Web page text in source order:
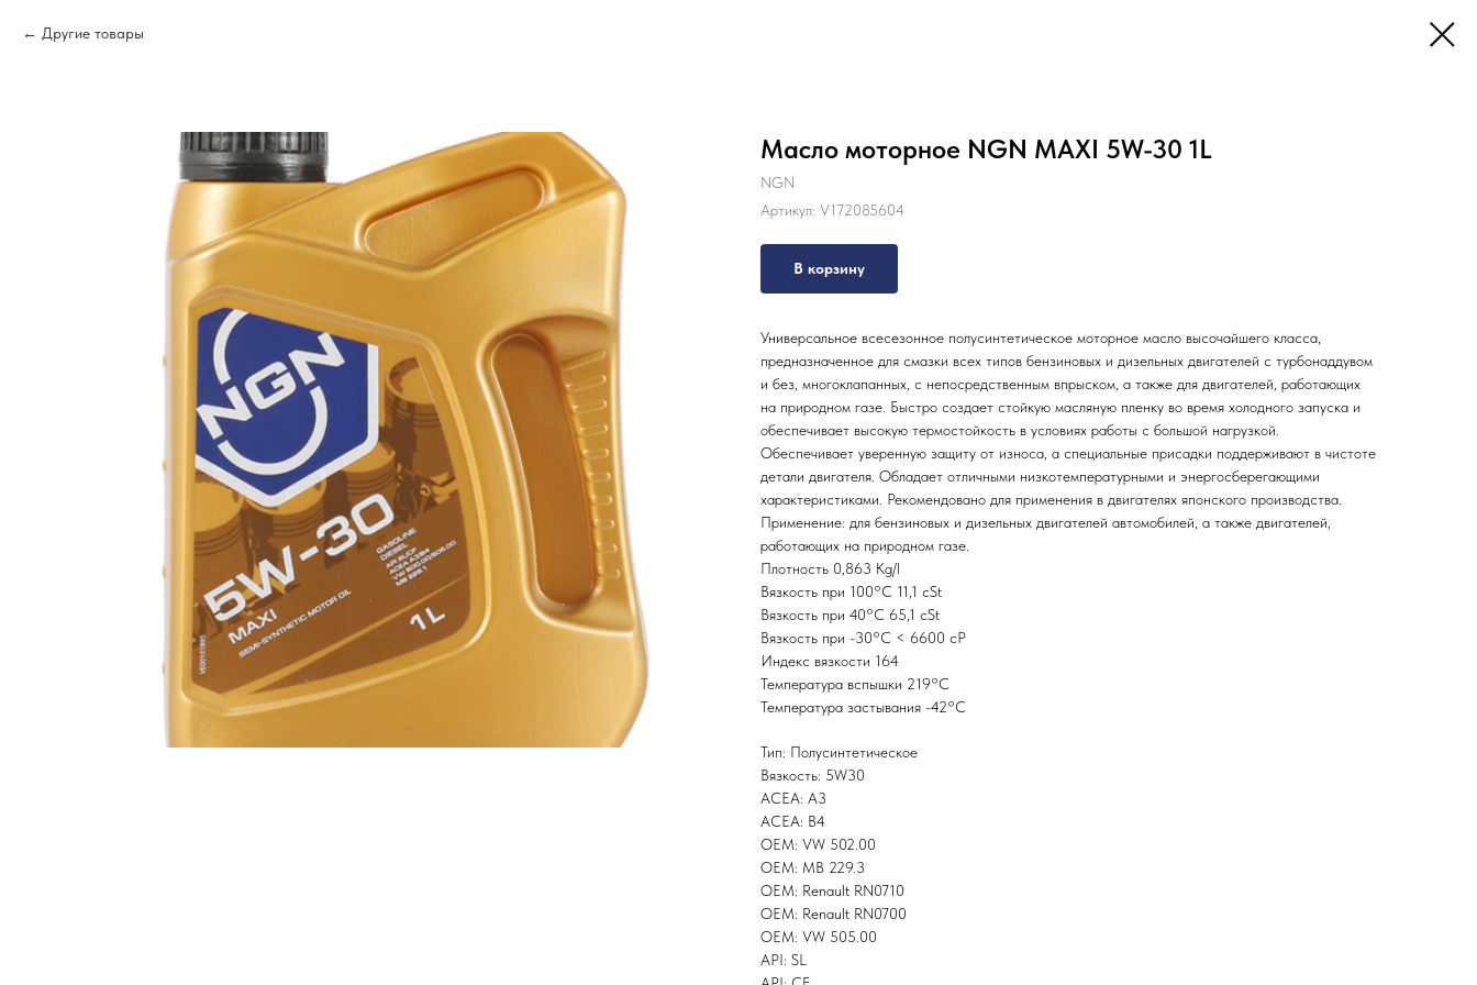
Другие товары
Масло моторное NGN MAXI 5W-30 1L
NGN
Артикул: V172085604
В корзину
Универсальное всесезонное полусинтетическое моторное масло высочайшего класса,
предназначенное для смазки всех типов бензиновых и дизельных двигателей с турбонаддувом
и без, многоклапанных, с непосредственным впрыском, а также для двигателей, работающих
на природном газе. Быстро создает стойкую масляную пленку во время холодного запуска и
обеспечивает высокую термостойкость в условиях работы с большой нагрузкой.
Обеспечивает уверенную защиту от износа, а специальные присадки поддерживают в чистоте
детали двигателя. Обладает отличными низкотемпературными и энергосберегающими
характеристиками. Рекомендовано для применения в двигателях японского производства.
Применение: для бензиновых и дизельных двигателей автомобилей, а также двигателей,
работающих на природном газе.
Плотность 0,863 Kg/l
Вязкость при 100°С 11,1 cSt
Вязкость при 40°С 65,1 cSt
Вязкость при -30°С < 6600 cP
Индекс вязкости 164
Температура вспышки 219°С
Температура застывания -42°С
Тип: Полусинтетическое
Вязкость: 5W30
ACEA: A3
ACEA: B4
OEM: VW 502.00
OEM: MB 229.3
OEM: Renault RN0710
OEM: Renault RN0700
OEM: VW 505.00
API: SL